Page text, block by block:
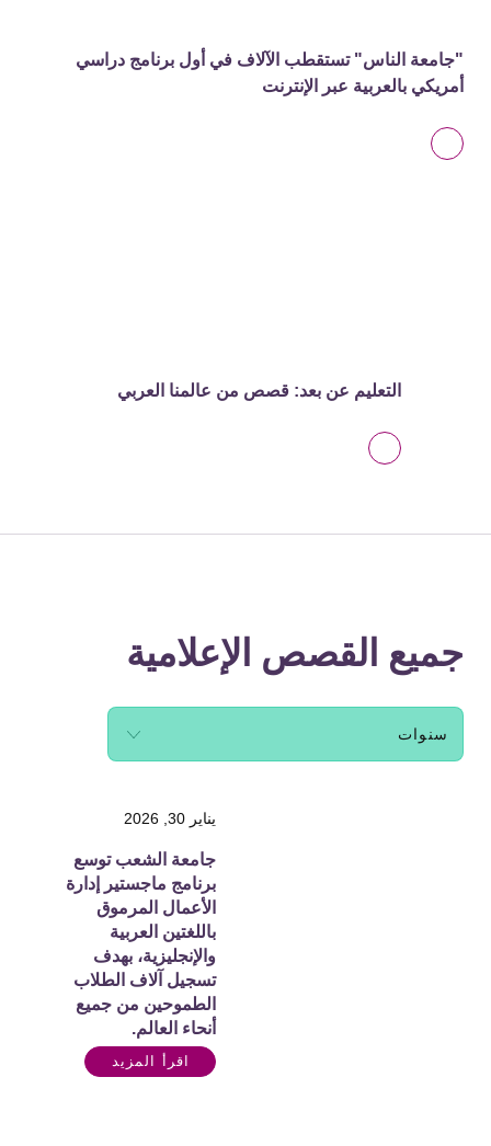
"جامعة الناس" تستقطب الآلاف في أول برنامج دراسي
أمريكي بالعربية عبر الإنترنت
التعليم عن بعد: قصص من عالمنا العربي
جميع القصص الإعلامية
يناير 30, 2026
جامعة الشعب توسع
برنامج ماجستير إدارة
الأعمال المرموق
باللغتين العربية
والإنجليزية، بهدف
تسجيل آلاف الطلاب
الطموحين من جميع
أنحاء العالم.
اقرأ المزيد